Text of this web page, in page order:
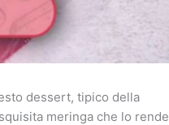
dessert, tipico della
meringa che lo rende